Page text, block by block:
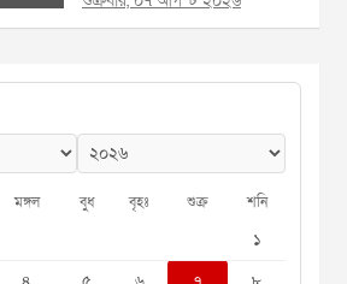
মঙ্গল বুধ বৃহঃ শুক্র শনি
১